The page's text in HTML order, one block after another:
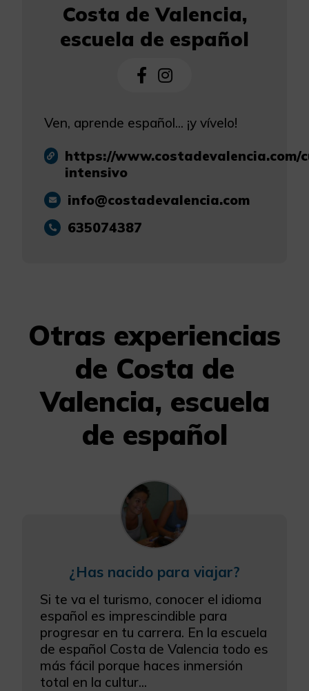
Costa de Valencia,
escuela de español
Ven, aprende español... ¡y vívelo!
https://www.costadevalencia.com/
intensivo
info@costadevalencia.com
635074387
Otras experiencias
de Costa de
Valencia, escuela
de español
¿Has nacido para viajar?
Si te va el turismo, conocer el idioma
español es imprescindible para
progresar en tu carrera. En la escuela
de español Costa de Valencia todo es
más fácil porque haces inmersión
total en la cultur...